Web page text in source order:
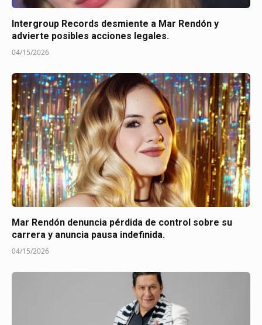
Intergroup Records desmiente a Mar Rendón y
advierte posibles acciones legales.
04/15/2026
Mar Rendón denuncia pérdida de control sobre su
carrera y anuncia pausa indefinida.
04/15/2026